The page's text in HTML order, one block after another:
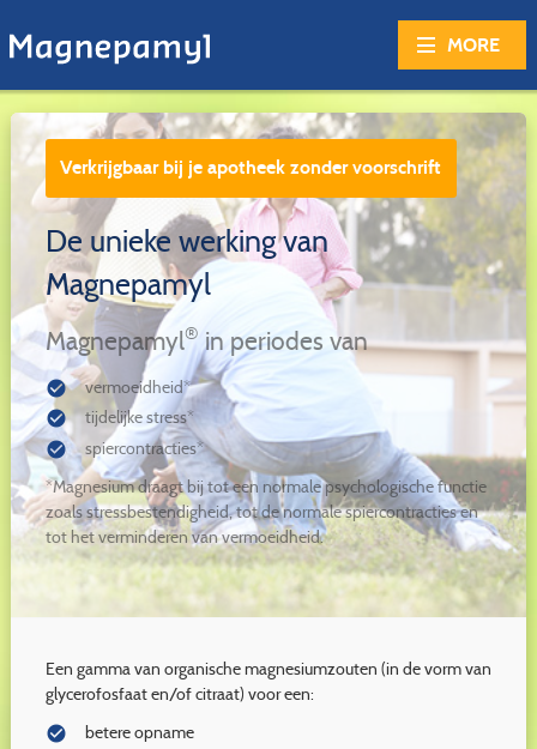
MORE
Verkrijgbaar bij je apotheek zonder voorschrift
De unieke werking van
Magnepamyl
Magnepamyl® in periodes van
check_circle
vermoeidheid*
check_circle
tijdelijke stress*
check_circle
spiercontracties*
*Magnesium draagt bij tot een normale psychologische functie
zoals stressbestendigheid, tot de normale spiercontracties en
tot het verminderen van vermoeidheid.
Een gamma van organische magnesiumzouten (in de vorm van
glycerofosfaat en/of citraat) voor een:
check_circle
betere opname